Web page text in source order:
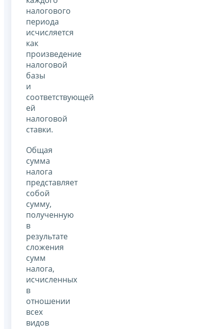
налогового
периода
исчисляется
как
произведение
налоговой
базы
и
соответствующей
ей
налоговой
ставки.
Общая
сумма
налога
представляет
собой
сумму,
полученную
в
результате
сложения
сумм
налога,
исчисленных
в
отношении
всех
видов